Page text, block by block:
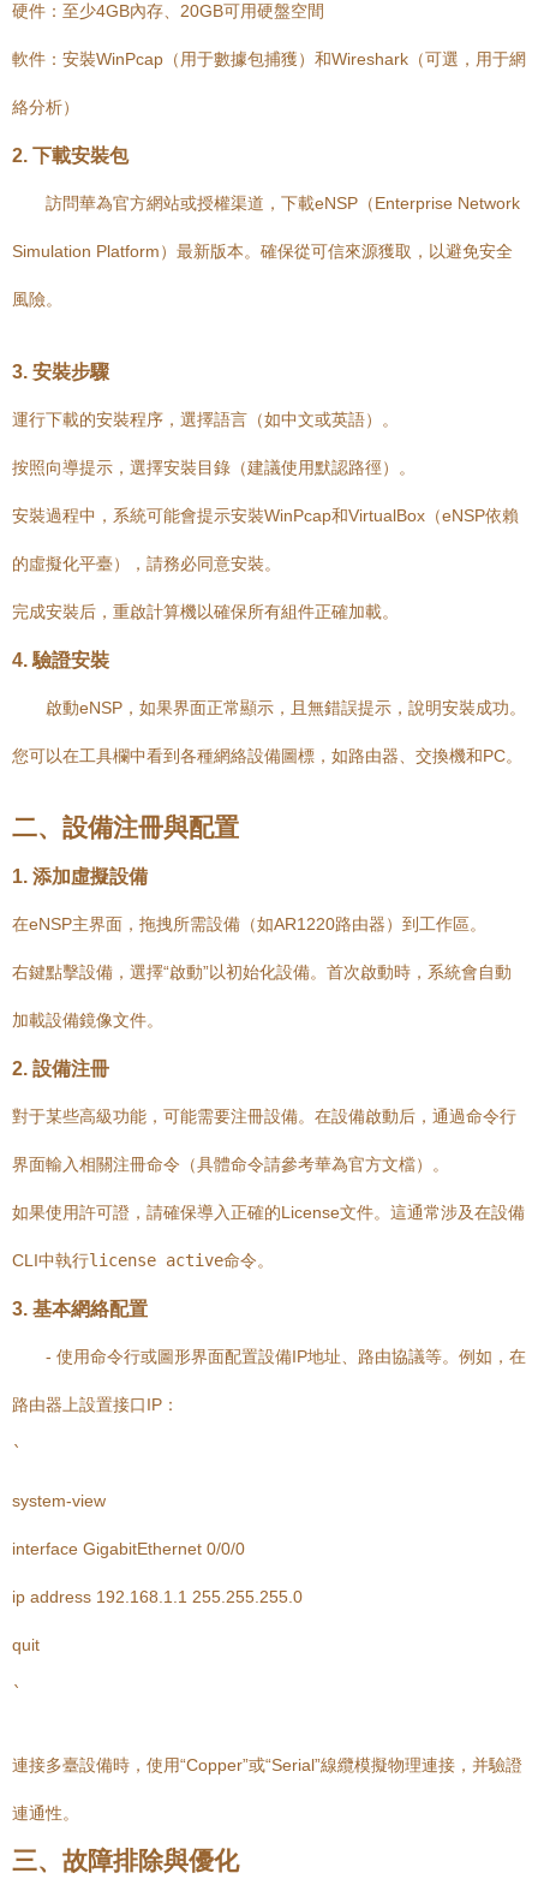
硬件：至少4GB內存、20GB可用硬盤空間
軟件：安裝WinPcap（用于數據包捕獲）和Wireshark（可選，用于網
絡分析）
2. 下載安裝包
訪問華為官方網站或授權渠道，下載eNSP（Enterprise Network
Simulation Platform）最新版本。確保從可信來源獲取，以避免安全
風險。
3. 安裝步驟
運行下載的安裝程序，選擇語言（如中文或英語）。
按照向導提示，選擇安裝目錄（建議使用默認路徑）。
安裝過程中，系統可能會提示安裝WinPcap和VirtualBox（eNSP依賴
的虛擬化平臺），請務必同意安裝。
完成安裝后，重啟計算機以確保所有組件正確加載。
4. 驗證安裝
啟動eNSP，如果界面正常顯示，且無錯誤提示，說明安裝成功。
您可以在工具欄中看到各種網絡設備圖標，如路由器、交換機和PC。
二、設備注冊與配置
1. 添加虛擬設備
在eNSP主界面，拖拽所需設備（如AR1220路由器）到工作區。
右鍵點擊設備，選擇“啟動”以初始化設備。首次啟動時，系統會自動
加載設備鏡像文件。
2. 設備注冊
對于某些高級功能，可能需要注冊設備。在設備啟動后，通過命令行
界面輸入相關注冊命令（具體命令請參考華為官方文檔）。
如果使用許可證，請確保導入正確的License文件。這通常涉及在設備
CLI中執行license active命令。
3. 基本網絡配置
- 使用命令行或圖形界面配置設備IP地址、路由協議等。例如，在
路由器上設置接口IP：
`
system-view
interface GigabitEthernet 0/0/0
ip address 192.168.1.1 255.255.255.0
quit
`
連接多臺設備時，使用“Copper”或“Serial”線纜模擬物理連接，并驗證
連通性。
三、故障排除與優化